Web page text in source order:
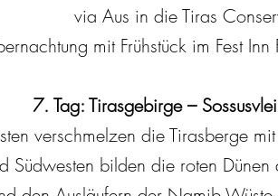
via Aus in die Tiras
mit Frühstück im Fest
7. Tag: Tirasgebirge –
verschmelzen die Tirasberge
Südwesten bilden die roten